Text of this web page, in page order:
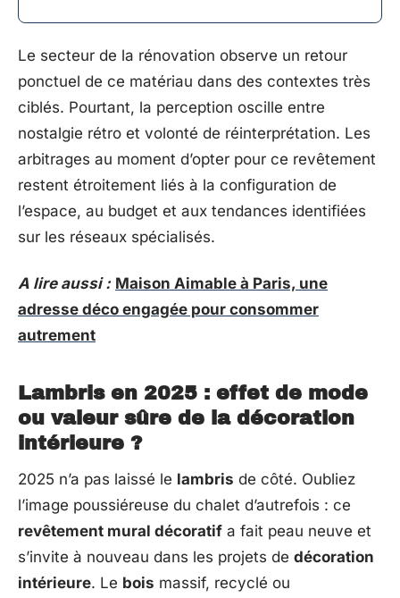
Le secteur de la rénovation observe un retour
ponctuel de ce matériau dans des contextes très
ciblés. Pourtant, la perception oscille entre
nostalgie rétro et volonté de réinterprétation. Les
arbitrages au moment d’opter pour ce revêtement
restent étroitement liés à la configuration de
l’espace, au budget et aux tendances identifiées
sur les réseaux spécialisés.
A lire aussi : Maison Aimable à Paris, une
adresse déco engagée pour consommer
autrement
Lambris en 2025 : effet de mode
ou valeur sûre de la décoration
intérieure ?
2025 n’a pas laissé le lambris de côté. Oubliez
l’image poussiéreuse du chalet d’autrefois : ce
revêtement mural décoratif a fait peau neuve et
s’invite à nouveau dans les projets de décoration
intérieure. Le bois massif, recyclé ou